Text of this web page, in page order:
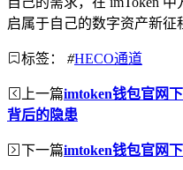
启属于自己的数字资产新征
标签： #HECO通道
上一篇imtoken钱包官网
背后的隐患
下一篇imtoken钱包官网